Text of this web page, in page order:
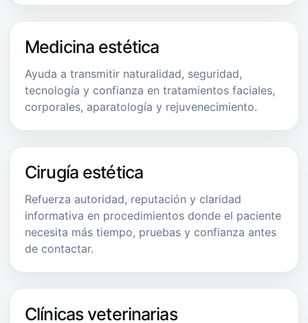
Medicina estética
Ayuda a transmitir naturalidad, seguridad,
tecnología y confianza en tratamientos faciales,
corporales, aparatología y rejuvenecimiento.
Cirugía estética
Refuerza autoridad, reputación y claridad
informativa en procedimientos donde el paciente
necesita más tiempo, pruebas y confianza antes
de contactar.
Clínicas veterinarias